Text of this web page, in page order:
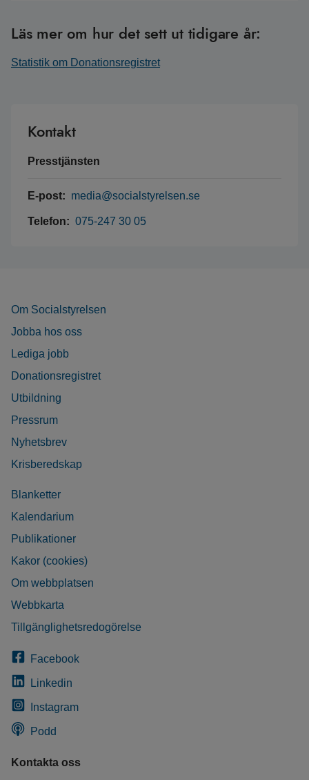
Läs mer om hur det sett ut tidigare år:
Statistik om Donationsregistret
Kontakt
Presstjänsten
E-post: media@socialstyrelsen.se
Telefon: 075-247 30 05
Om Socialstyrelsen
Jobba hos oss
Lediga jobb
Donationsregistret
Utbildning
Pressrum
Nyhetsbrev
Krisberedskap
Blanketter
Kalendarium
Publikationer
Kakor (cookies)
Om webbplatsen
Webbkarta
Tillgänglighetsredogörelse
Facebook
Linkedin
Instagram
Podd
Kontakta oss